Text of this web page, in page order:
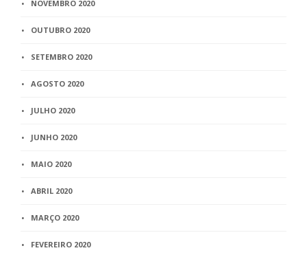
NOVEMBRO 2020
OUTUBRO 2020
SETEMBRO 2020
AGOSTO 2020
JULHO 2020
JUNHO 2020
MAIO 2020
ABRIL 2020
MARÇO 2020
FEVEREIRO 2020